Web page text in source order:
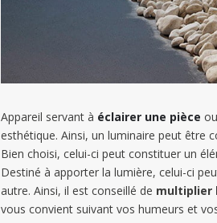
Appareil servant à éclairer une pièce
esthétique. Ainsi, un luminaire peut être
Bien choisi, celui-ci peut constituer un
Destiné à apporter la lumière, celui-ci
autre. Ainsi, il est conseillé de multiplier
vous convient suivant vos humeurs et